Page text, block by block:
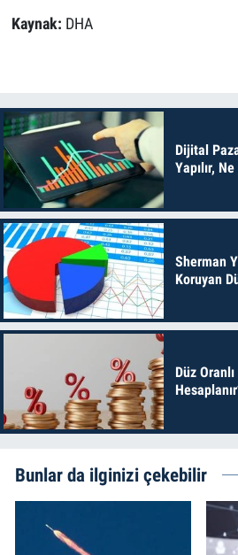
Kaynak: DHA
Dijital
Yapılır,
Sherman
Koruyan
Düz
Bunlar da ilginizi çekebilir